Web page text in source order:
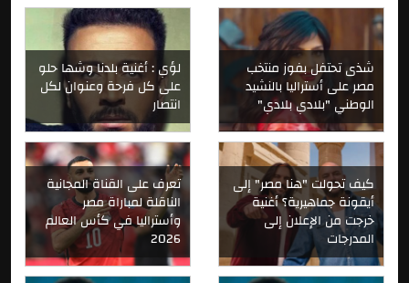
لؤي : أغنية بلدنا وشها حلو
على كل فرحة وعنوان لكل
انتصار
شذى تحتفل بفوز منتخب
مصر على أستراليا بالنشيد
الوطني "بلادي بلادي"
تعرف على القناة المجانية
الناقلة لمباراة مصر
وأستراليا في كأس العالم
2026
كيف تحولت "هنا مصر" إلى
أيقونة جماهيرية؟ أغنية
خرجت من الإعلان إلى
المدرجات